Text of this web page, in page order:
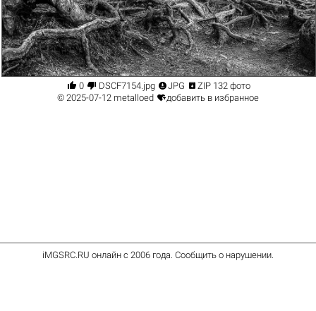
 0  DSCF7154.jpg JPG  ZIP 132 фото
© 2025-07-12 metalloed добавить в избранное
iMGSRC.RU онлайн с 2006 года Сообщить о нарушении